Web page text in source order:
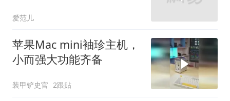
爱范儿
苹果Mac mini袖珍主机，
小而强大功能齐备
装甲铲史官 2跟贴